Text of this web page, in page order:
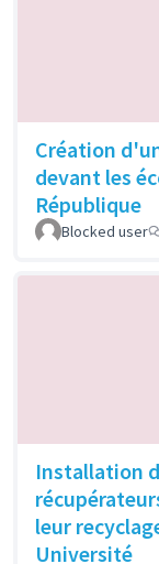
Création
devant les
République
Blocked user
Installation
leur
Université